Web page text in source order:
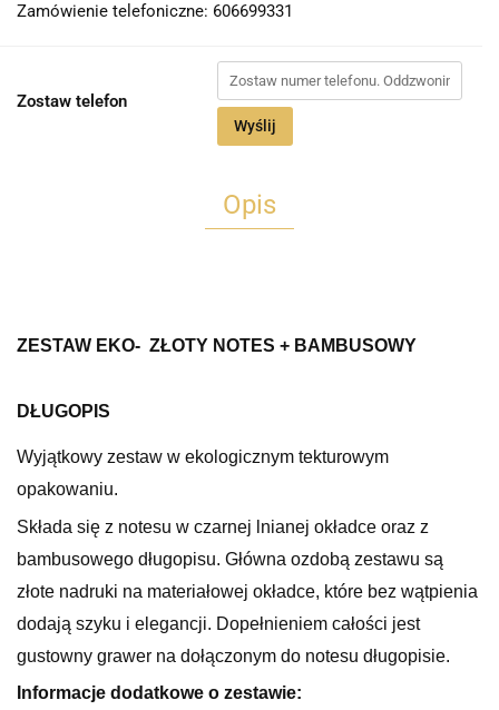
Zamówienie telefoniczne: 606699331
Zostaw telefon
Wyślij
Opis
ZESTAW EKO- ZŁOTY NOTES + BAMBUSOWY
DŁUGOPIS
Wyjątkowy zestaw w ekologicznym tekturowym
opakowaniu.
Składa się z notesu w czarnej lnianej okładce oraz z
bambusowego długopisu. Główna ozdobą zestawu są
złote nadruki na materiałowej okładce, które bez wątpienia
dodają szyku i elegancji. Dopełnieniem całości jest
gustowny grawer na dołączonym do notesu długopisie.
Informacje dodatkowe o zestawie: